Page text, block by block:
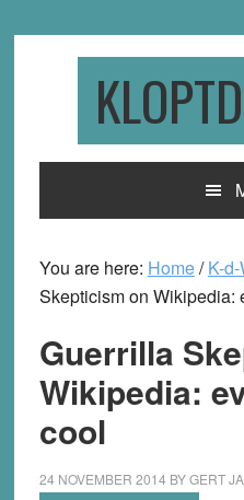
You are here: Home/ K-
Skepticism on Wikipedia:
Guerrilla
Wikipedia:
cool
24 NOVEMBER 2014 BYGERT